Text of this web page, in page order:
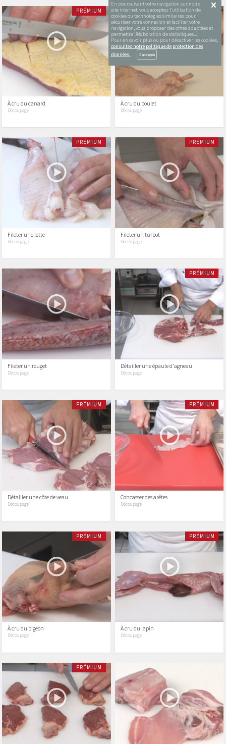
En poursuivant votre navigation sur notre
site internet, vous acceptez l’utilisation de
cookies ou technologies similaires pour
sécuriser votre connexion et faciliter votre
navigation, vous proposer des offres adaptées et
permettre l’élaboration de statistiques...
Pour en savoir plus ou pour désactiver les cookies,
consultez notre politique de protection des
données.
PRÉMIUM
À cru du canard
Découpage
PRÉMIUM
À cru du poulet
Découpage
PRÉMIUM
Fileter une lotte
Découpage
PRÉMIUM
Fileter un turbot
Découpage
Fileter un rouget
Découpage
PRÉMIUM
Détailler une épaule d'agneau
Découpage
PRÉMIUM
Détailler une côte de veau
Découpage
PRÉMIUM
Concasser des arêtes
Découpage
PRÉMIUM
À cru du pigeon
Découpage
PRÉMIUM
À cru du lapin
Découpage
PRÉMIUM